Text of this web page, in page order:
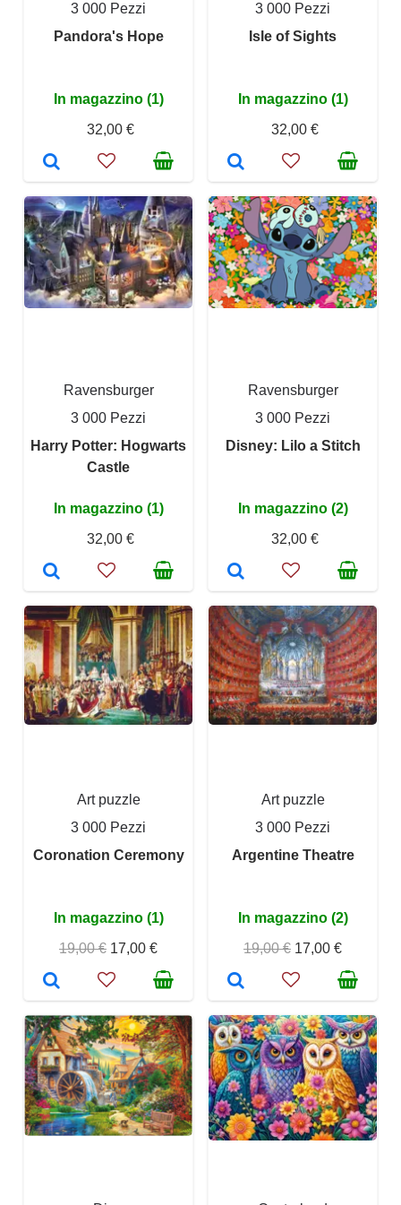
3 000 Pezzi
Pandora's Hope
In magazzino (1)
32,00 €
3 000 Pezzi
Isle of Sights
In magazzino (1)
32,00 €
Ravensburger
3 000 Pezzi
Harry Potter: Hogwarts
Castle
In magazzino (1)
32,00 €
Ravensburger
3 000 Pezzi
Disney: Lilo a Stitch
In magazzino (2)
32,00 €
Art puzzle
3 000 Pezzi
Coronation Ceremony
In magazzino (1)
19,00 € 17,00 €
Art puzzle
3 000 Pezzi
Argentine Theatre
In magazzino (2)
19,00 € 17,00 €